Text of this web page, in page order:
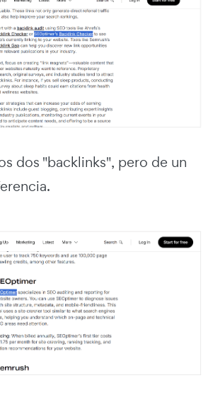
dos "backlinks", pero de un